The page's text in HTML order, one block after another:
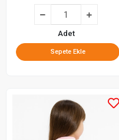
Adet
Sepete Ekle